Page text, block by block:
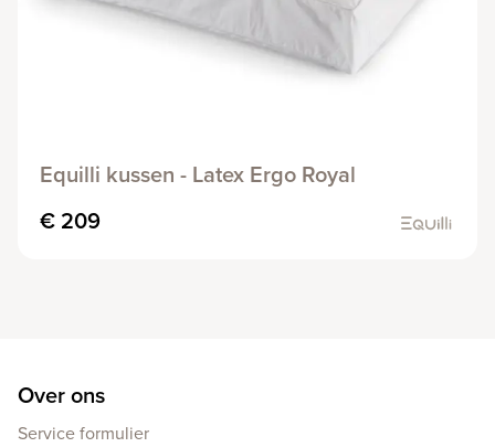
Equilli kussen - Latex Ergo Royal
€ 209
Over ons
Service formulier